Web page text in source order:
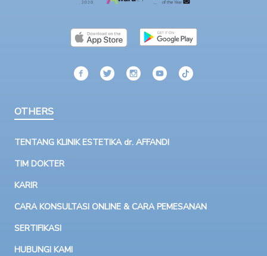
OTHERS
TENTANG KLINIK ESTETIKA dr. AFFANDI
TIM DOKTER
KARIR
CARA KONSULTASI ONLINE & CARA PEMESANAN
SERTIFIKASI
HUBUNGI KAMI